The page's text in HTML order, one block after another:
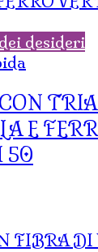
desideri
E
50